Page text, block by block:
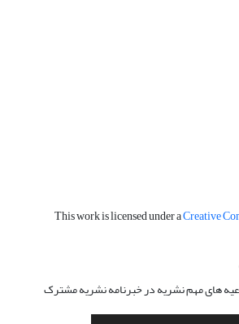
This work is licensed under aCreative
های مهم نشریه در خبرنامه نشریه مشترک